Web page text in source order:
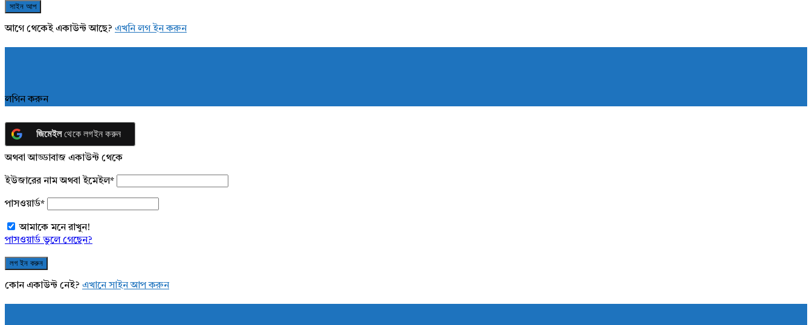
আগে থেকেই একাউন্ট আছে? এখনি লগ ইন করুন
লগিন করুন
জিমেইলথেকে লগইন করুন
অথবা আড্ডাবাজ একাউন্ট থেকে
ইউজারের নাম অথবা ইমেইল*
পাসওয়ার্ড*
আমাকে মনে রাখুন!
পাসওয়ার্ড ভুলে গেছেন?
কোন একাউন্ট নেই? এখানে সাইন আপ করুন